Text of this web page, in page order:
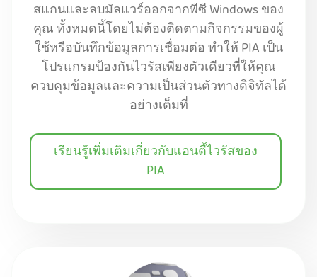
สแกนและลบมัลแวร์ออกจากพีซี Windows ของ
คุณ ทั้งหมดนี้โดยไม่ต้องติดตามกิจกรรมของผู้
ใช้หรือบันทึกข้อมูลการเชื่อมต่อ ทำให้ PIA เป็น
โปรแกรมป้องกันไวรัสเพียงตัวเดียวที่ให้คุณ
ควบคุมข้อมูลและความเป็นส่วนตัวทางดิจิทัลได้
อย่างเต็มที่
เรียนรู้เพิ่มเติมเกี่ยวกับแอนตี้ไวรัสของ
PIA